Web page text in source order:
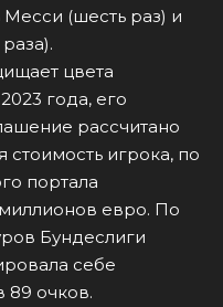
(шесть раз) и
цвета
года, его
рассчитано
игрока, по
портала
евро. По
Бундеслиги
себе
89 очков.